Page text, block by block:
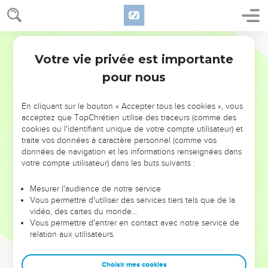
NE MANQUEZ PAS L’ÉVÉNEMENT
DE L’ANNÉE !
ET SI LEURS ERREURS POUVAIENT VOUS ÉVITER LES
VOTRES ?
leur foi ou leur vision. Mais on voit moins les doutes, les erreurs
et les saisons difficiles qu'ils ont traversés, alors même que ce
sont elles qui les ont façonnés.
Dans cette conférence, leaders, entrepreneurs, et responsables
clés pour avancer avec plus de sagesse afin que leurs erreurs
Votre vie privée est importante
pour nous
En cliquant sur le bouton « Accepter tous les cookies », vous
acceptez que TopChrétien utilise des traceurs (comme des
cookies ou l'identifiant unique de votre compte utilisateur) et
traite vos données à caractère personnel (comme vos
données de navigation et les informations renseignées dans
votre compte utilisateur) dans les buts suivants :
Mesurer l'audience de notre service
Vous permettre d'utiliser des services tiers tels que de la
vidéo, des cartes du monde…
Vous permettre d'entrer en contact avec notre service de
relation aux utilisateurs.
Choisir mes cookies